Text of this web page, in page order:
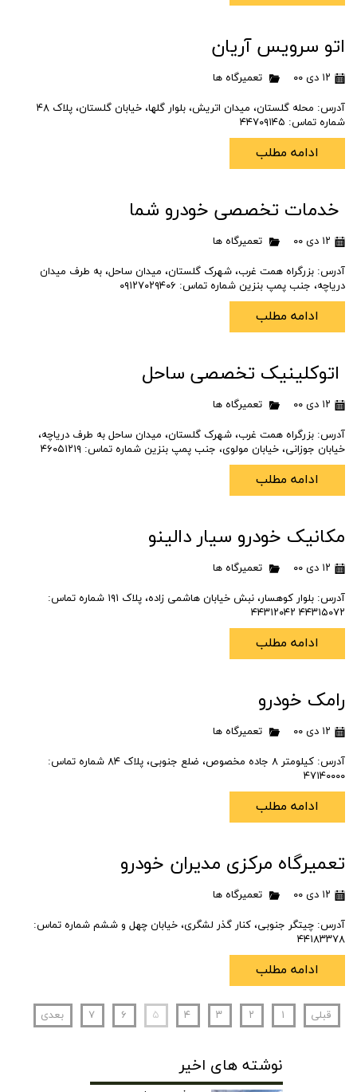
اتو سرویس آریان
۱۲ دی ۰۰ تعمیرگاه ها
آدرس: محله گلستان، میدان اتریش، بلوار گلها، خیابان گلستان، پلاک ۴۸
شماره تماس: ۴۴۷۰۹۱۴۵
ادامه مطلب
خدمات تخصصی خودرو شما
۱۲ دی ۰۰ تعمیرگاه ها
آدرس: بزرگراه همت غرب، شهرک گلستان، میدان ساحل، به طرف میدان
دریاچه، جنب پمپ بنزین شماره تماس: ۰۹۱۲۷۰۲۹۴۰۶
ادامه مطلب
اتوکلینیک تخصصی ساحل
۱۲ دی ۰۰ تعمیرگاه ها
آدرس: بزرگراه همت غرب، شهرک گلستان، میدان ساحل به طرف دریاچه،
خیابان جوزانی، خیابان مولوی، جنب پمپ بنزین شماره تماس: ۴۶۰۵۱۲۱۹
ادامه مطلب
مکانیک خودرو سیار دالینو
۱۲ دی ۰۰ تعمیرگاه ها
آدرس: بلوار کوهسار، نبش خیابان هاشمی زاده، پلاک ۱۹۱ شماره تماس:
۴۴۳۱۵۰۷۲ ۴۴۳۱۲۰۴۲
ادامه مطلب
رامک خودرو
۱۲ دی ۰۰ تعمیرگاه ها
آدرس: کیلومتر ۸ جاده مخصوص، ضلع جنوبی، پلاک ۸۴ شماره تماس:
۴۷۱۴۰۰۰۰
ادامه مطلب
تعمیرگاه مرکزی مدیران خودرو
۱۲ دی ۰۰ تعمیرگاه ها
آدرس: چیتگر جنوبی، کنار گذر لشگری، خیابان چهل و ششم شماره تماس:
۴۴۱۸۳۳۷۸
ادامه مطلب
قبلی ۱ ۲ ۳ ۴ ۵ ۶ ۷ بعدی
نوشته های اخیر